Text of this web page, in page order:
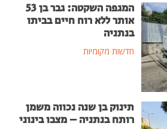
המגפה השקטה: גבר בן 53
אותר ללא רוח חיים בביתו
בנתניה
חדשות מקומיות
תינוק בן שנה נכווה משמן
רותח בנתניה – מצבו בינוני